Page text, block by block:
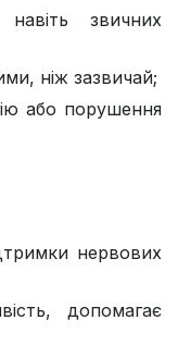
звичних
ніж зазвичай;
або порушення
нервових
допомагає